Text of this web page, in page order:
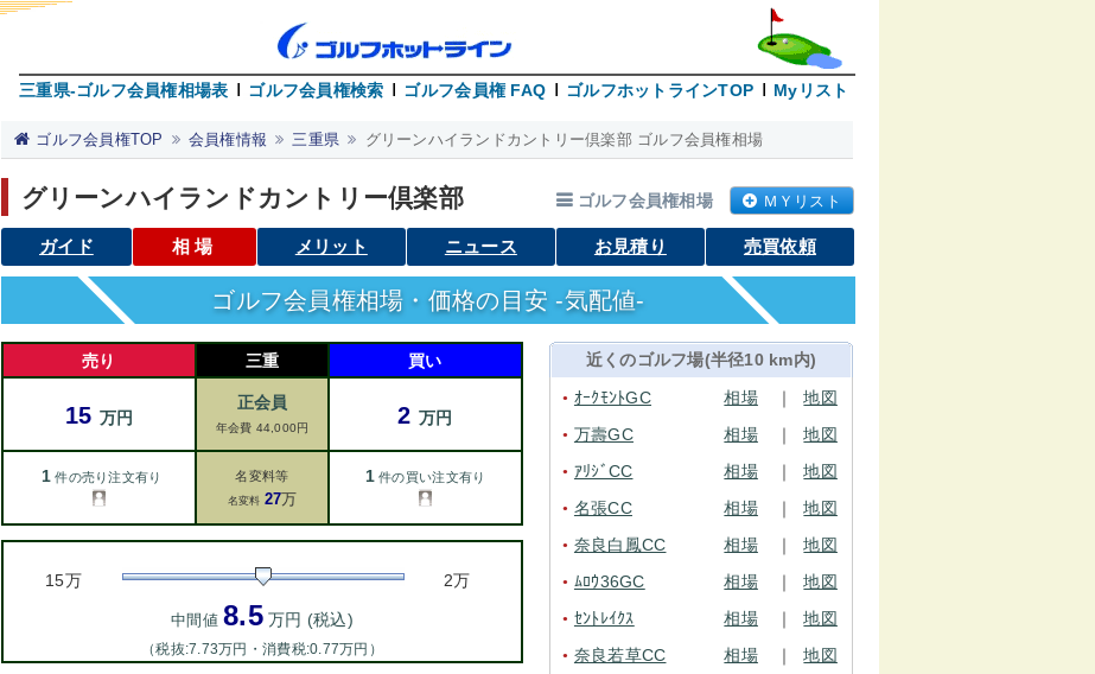
三重県-ゴルフ会員権相場表 ゴルフ会員権検索 ゴルフ会員権 FAQ ゴルフホットラインTOP Myリスト
ゴルフ会員権TOP 会員権情報 三重県 グリーンハイランドカントリー倶楽部 ゴルフ会員権相場
グリーンハイランドカントリー倶楽部 ゴルフ会員権相場 ＭＹリスト
ガイド 相場 メリット ニュース お見積り 売買依頼
ゴルフ会員権相場・価格の目安 -気配値-
売り
15 万円
1 件の売り注文有り
三重
正会員
年会費 44,000円
名変料等
名変料 27万
買い
2 万円
1件の買い注文有り
15万 2万
中間値8.5万円 (税込)
（税抜:7.73万円・消費税:0.77万円）
近くのゴルフ場(半径10 km内)
● ｵｰｸﾓﾝﾄGC 相場 ｜ 地図
● 万壽GC 相場 ｜ 地図
● ｱﾘｼﾞCC 相場 ｜ 地図
● 名張CC 相場 ｜ 地図
● 奈良白鳳CC 相場 ｜ 地図
● ﾑﾛｳ36GC 相場 ｜ 地図
● ｾﾝﾄﾚｲｸｽ 相場 ｜ 地図
● 奈良若草CC 相場 ｜ 地図